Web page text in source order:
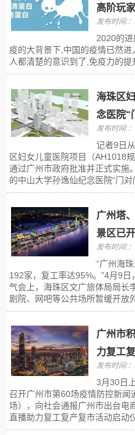
高阶玩家
发布时间:
2020的
疫的大背景下,中国的疫情已然
人都清楚的意识到了,免疫力的
海珠区
念医院“
发布时间:
记者9日
区妇女儿童医院项目（AH1018
通过广州市政府批准并正式实施
的中山大学孙逸仙纪念医院“门对
广州塔
景区已
发布时间:
“广州海
192家，复工率达95%。”4月9
气会上，海珠区文广旅体局局长
剧院、网吧等公共场所暂缓开放
广州市
力复工
发布时间:
3月30日
召开广州市第60场疫情防控新闻
场），向社会通报广州市出台电
直播助力复工复产复市活动启动